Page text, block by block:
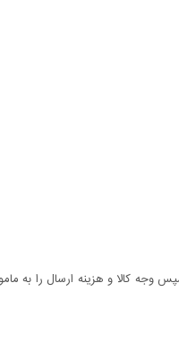
کالا و هزینه ارسال را به